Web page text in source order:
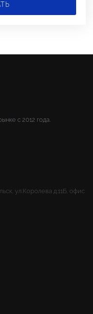
с 2012 года.
ул.Королева д.11Б, офис